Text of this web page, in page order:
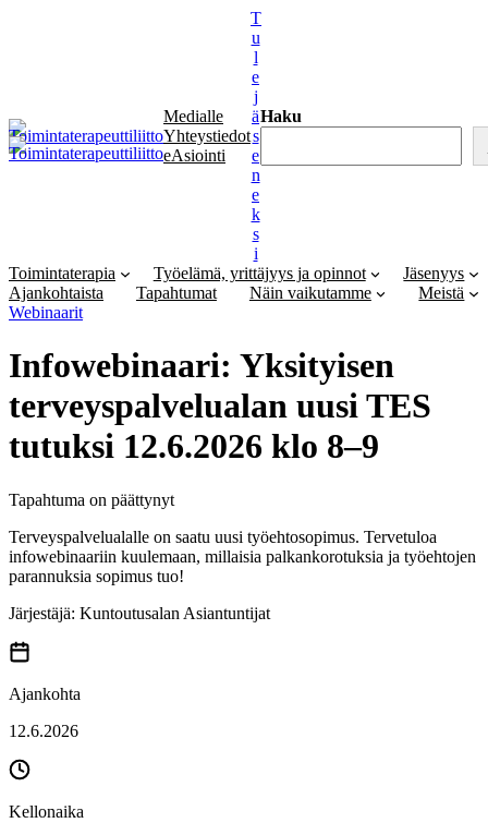
Medialle
Yhteystiedot
eAsiointi
T
u
l
e
j
ä
s
e
n
e
k
s
i
Haku
Toimintaterapia Työelämä, yrittäjyys ja opinnot
Jäsenyys
Ajankohtaista
Tapahtumat Näin vaikutamme
Meistä
Webinaarit
Infowebinaari: Yksityisen
terveyspalvelualan uusi TES
tutuksi 12.6.2026 klo 8–9
Tapahtuma on päättynyt
Terveyspalvelualalle on saatu uusi työehtosopimus. Tervetuloa
infowebinaariin kuulemaan, millaisia palkankorotuksia ja työehtojen
parannuksia sopimus tuo!
Järjestäjä: Kuntoutusalan Asiantuntijat
Ajankohta
12.6.2026
Kellonaika